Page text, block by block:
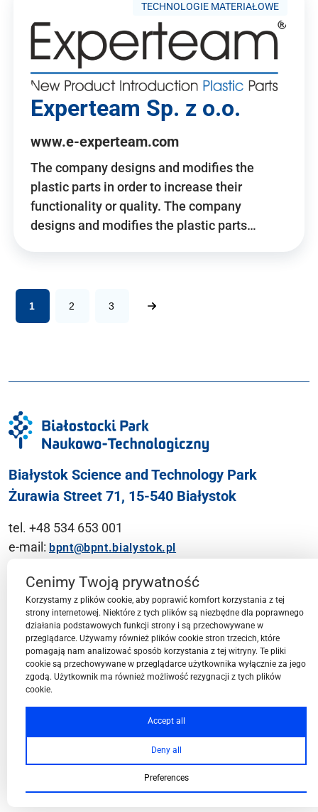
TECHNOLOGIE MATERIAŁOWE
Experteam Sp. z o.o.
www.e-experteam.com
The company designs and modifies the
plastic parts in order to increase their
functionality or quality. The company
designs and modifies the plastic parts…
1 2 3
Białystok Science and Technology Park
Żurawia Street 71, 15-540 Białystok
tel. +48 534 653 001
e-mail: bpnt@bpnt.bialystok.pl
Contact
BPN-T Area
BPN-T Offer
Cenimy Twoją prywatność
Korzystamy z plików cookie, aby poprawić komfort korzystania z tej
strony internetowej. Niektóre z tych plików są niezbędne dla poprawnego
działania podstawowych funkcji strony i są przechowywane w
przeglądarce. Używamy również plików cookie stron trzecich, które
pomagają nam analizować sposób korzystania z tej witryny. Te pliki
cookie są przechowywane w przeglądarce użytkownika wyłącznie za jego
zgodą. Użytkownik ma również możliwość rezygnacji z tych plików
cookie.
Accept all
Deny all
Preferences